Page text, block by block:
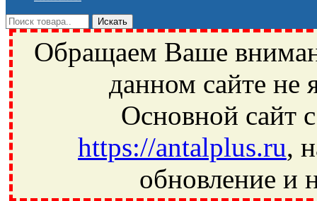
Обращаем Ваше
данном сайте не
Основной сайт
https://antalplus.ru,
обновление и